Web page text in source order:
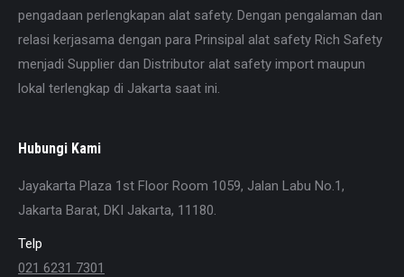
pengadaan perlengkapan alat safety. Dengan pengalaman dan
relasi kerjasama dengan para Prinsipal alat safety Rich Safety
menjadi Supplier dan Distributor alat safety import maupun
lokal terlengkap di Jakarta saat ini.
Hubungi Kami
Jayakarta Plaza 1st Floor Room 1059, Jalan Labu No.1,
Jakarta Barat, DKI Jakarta, 11180.
Telp
021 6231 7301